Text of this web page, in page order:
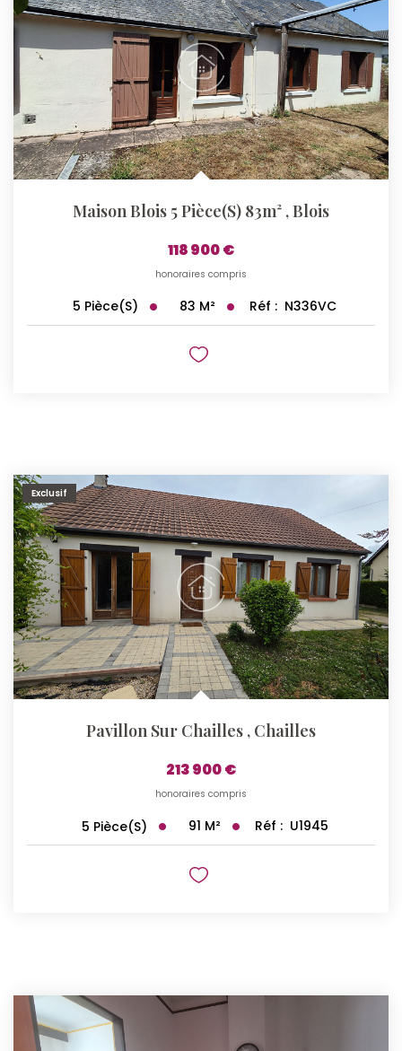
Maison Blois 5 Pièce(s) 83m² ,Blois
118 900 €
honoraires compris
5 Pièce(s) 83 M² Réf : N336VC
Exclusif
Pavillon Sur Chailles , Chailles
213 900 €
honoraires compris
5 Pièce(s) 91 M² Réf : U1945